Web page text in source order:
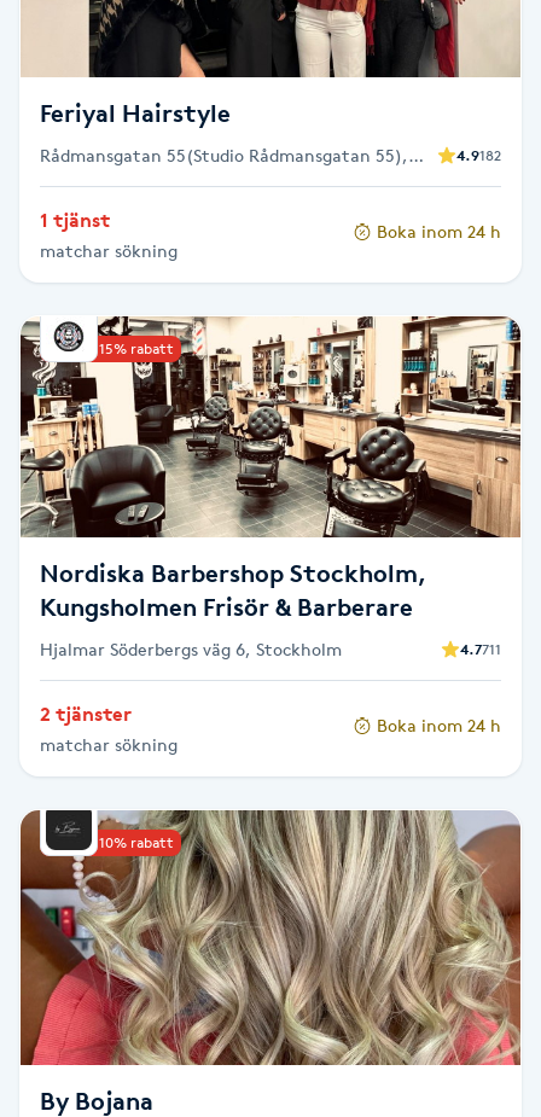
Hollywood Peel
Hot Stone Massage
Hot yoga
Hudföryngring
Huduppstramning
Hudvård
Hyaluronsyra
Hyperhidros
Hypnos
Hårborttagning
Hårförlängning
Hårvård
Hälsa
Hälsprickor
Feriyal Hairstyle
Rådmansgatan 55(Studio Rådmansgatan 55),
4.9182
1 tjänst
matchar sökning
Boka inom 24 h
Upp till 15% rabatt
Nordiska Barbershop Stockholm,
Kungsholmen Frisör & Barberare
Hjalmar Söderbergs väg 6, Stockholm 4.7711
2 tjänster
matchar sökning
Boka inom 24 h
Upp till 10% rabatt
By Bojana